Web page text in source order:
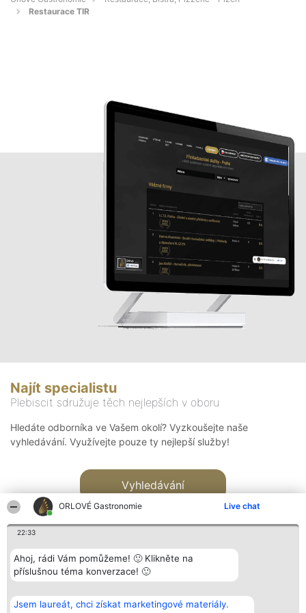
ORLOVÉ Gastronomie Live chat
22:33
Ahoj, rádi Vám pomůžeme! 🙂 Klikněte na
příslušnou téma konverzace! 🙂
Jsem laureát, chci získat marketingové materiály.
Restaurace TIR
Najít specialistu
Plebiscit sdružuje těch nejlepších v oboru
Hledáte odborníka ve Vašem okolí? Vyzkoušejte naše
vyhledávání. Využívejte pouze ty nejlepší služby!
Vyhledávání
Bright Side Solutions sp. z o.
o. sp. k.
Vítězové
Seznam všech
Kontakt